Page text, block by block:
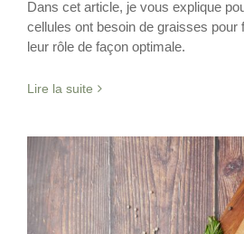
Dans cet article, je vous explique
cellules ont besoin de graisses pour
leur rôle de façon optimale.
Lire la suite